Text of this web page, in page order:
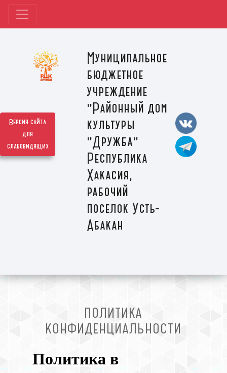
Версия сайта
для
слабовидящих
Муниципальное
бюджетное
учреждение
"Районный дом
культуры
"Дружба"
Республика
Хакасия,
рабочий
поселок Усть-
Абакан
ПОЛИТИКА
КОНФИДЕНЦИАЛЬНОСТИ
Политика в